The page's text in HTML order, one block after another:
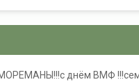
днём ВМФ